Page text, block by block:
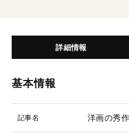
詳細情報
基本情報
記事名 洋画の秀